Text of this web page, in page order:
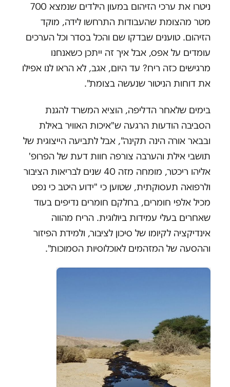
ניטרו את ערכי הזיהום במעון הילדים שנמצא 700
מטר מהצומת שהעבודות התרחשו לידה, מוקד
הזיהום. טוענים שבדקו שם והכל בסדר וכל הערכים
עומדים על אפס, אבל איך זה ייתכן כשאנחנו
מרגישים כזה ריח? עד היום, אגב, לא הראו לנו אפילו
את דוחות הניטור שנעשה בצומת".
בימים שלאחר הדליפה, הוציא המשרד להגנת
הסביבה הודעות הרגעה ש"איכות האוויר באילת
ובבאר אורה הינה תקינה", אבל לתביעה הייצוגית של
תושבי אילת והערבה צורפה חוות דעת של הפרופ'
אליהו ריכטר, מומחה מזה 40 שנים לבריאות הציבור
ולרפואה תעסוקתית, שטוען כי "ידוע היטב כי נפט
מכיל אלפי חומרים, בחלקם חומרים נדיפים בעוד
שאחרים בעלי עמידות ביולוגית. הריח מהווה
אינדיקציה לקיומו של סיכון לציבור, ולמידת הפיזור
וההסעה של המזהמים לאוכלוסיות הסמוכות".